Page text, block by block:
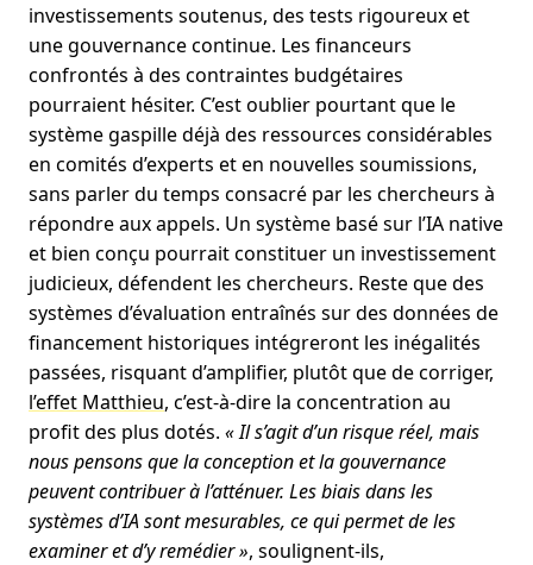
investissements soutenus, des tests rigoureux et
une gouvernance continue. Les financeurs
confrontés à des contraintes budgétaires
pourraient hésiter. C’est oublier pourtant que le
système gaspille déjà des ressources considérables
en comités d’experts et en nouvelles soumissions,
sans parler du temps consacré par les chercheurs à
répondre aux appels. Un système basé sur l’IA native
et bien conçu pourrait constituer un investissement
judicieux, défendent les chercheurs. Reste que des
systèmes d’évaluation entraînés sur des données de
financement historiques intégreront les inégalités
passées, risquant d’amplifier, plutôt que de corriger,
l’effet Matthieu, c’est-à-dire la concentration au
profit des plus dotés. « Il s’agit d’un risque réel, mais
nous pensons que la conception et la gouvernance
peuvent contribuer à l’atténuer. Les biais dans les
systèmes d’IA sont mesurables, ce qui permet de les
examiner et d’y remédier », soulignent-ils,